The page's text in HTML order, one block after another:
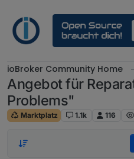
ioBroker Community Home
Angebot für
Problems"
Marktplatz 1.1k 116